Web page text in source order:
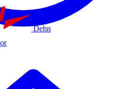
Dehn